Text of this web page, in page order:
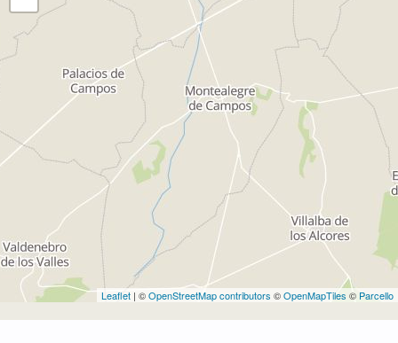
Leaflet | ©OpenStreetMap contributors ©OpenMapTiles © Parcello